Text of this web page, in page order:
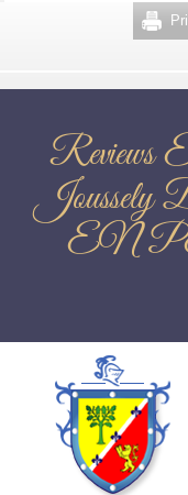
Reviews
EN